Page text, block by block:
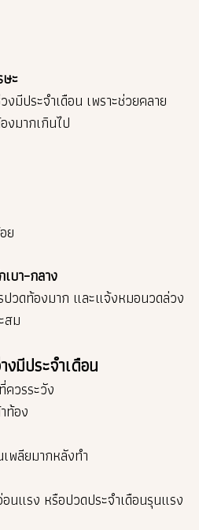
ะ
มีประจำเดือน เพราะช่วยคลาย
งมากเกินไป
ย
บา–กลาง
ปวดท้องมาก และแจ้งหมอนวดล่วง
สม
มีประจำเดือน
วรระวัง
ท้อง
พลียมากหลังทำ
นแรง หรือปวดประจำเดือนรุนแรง